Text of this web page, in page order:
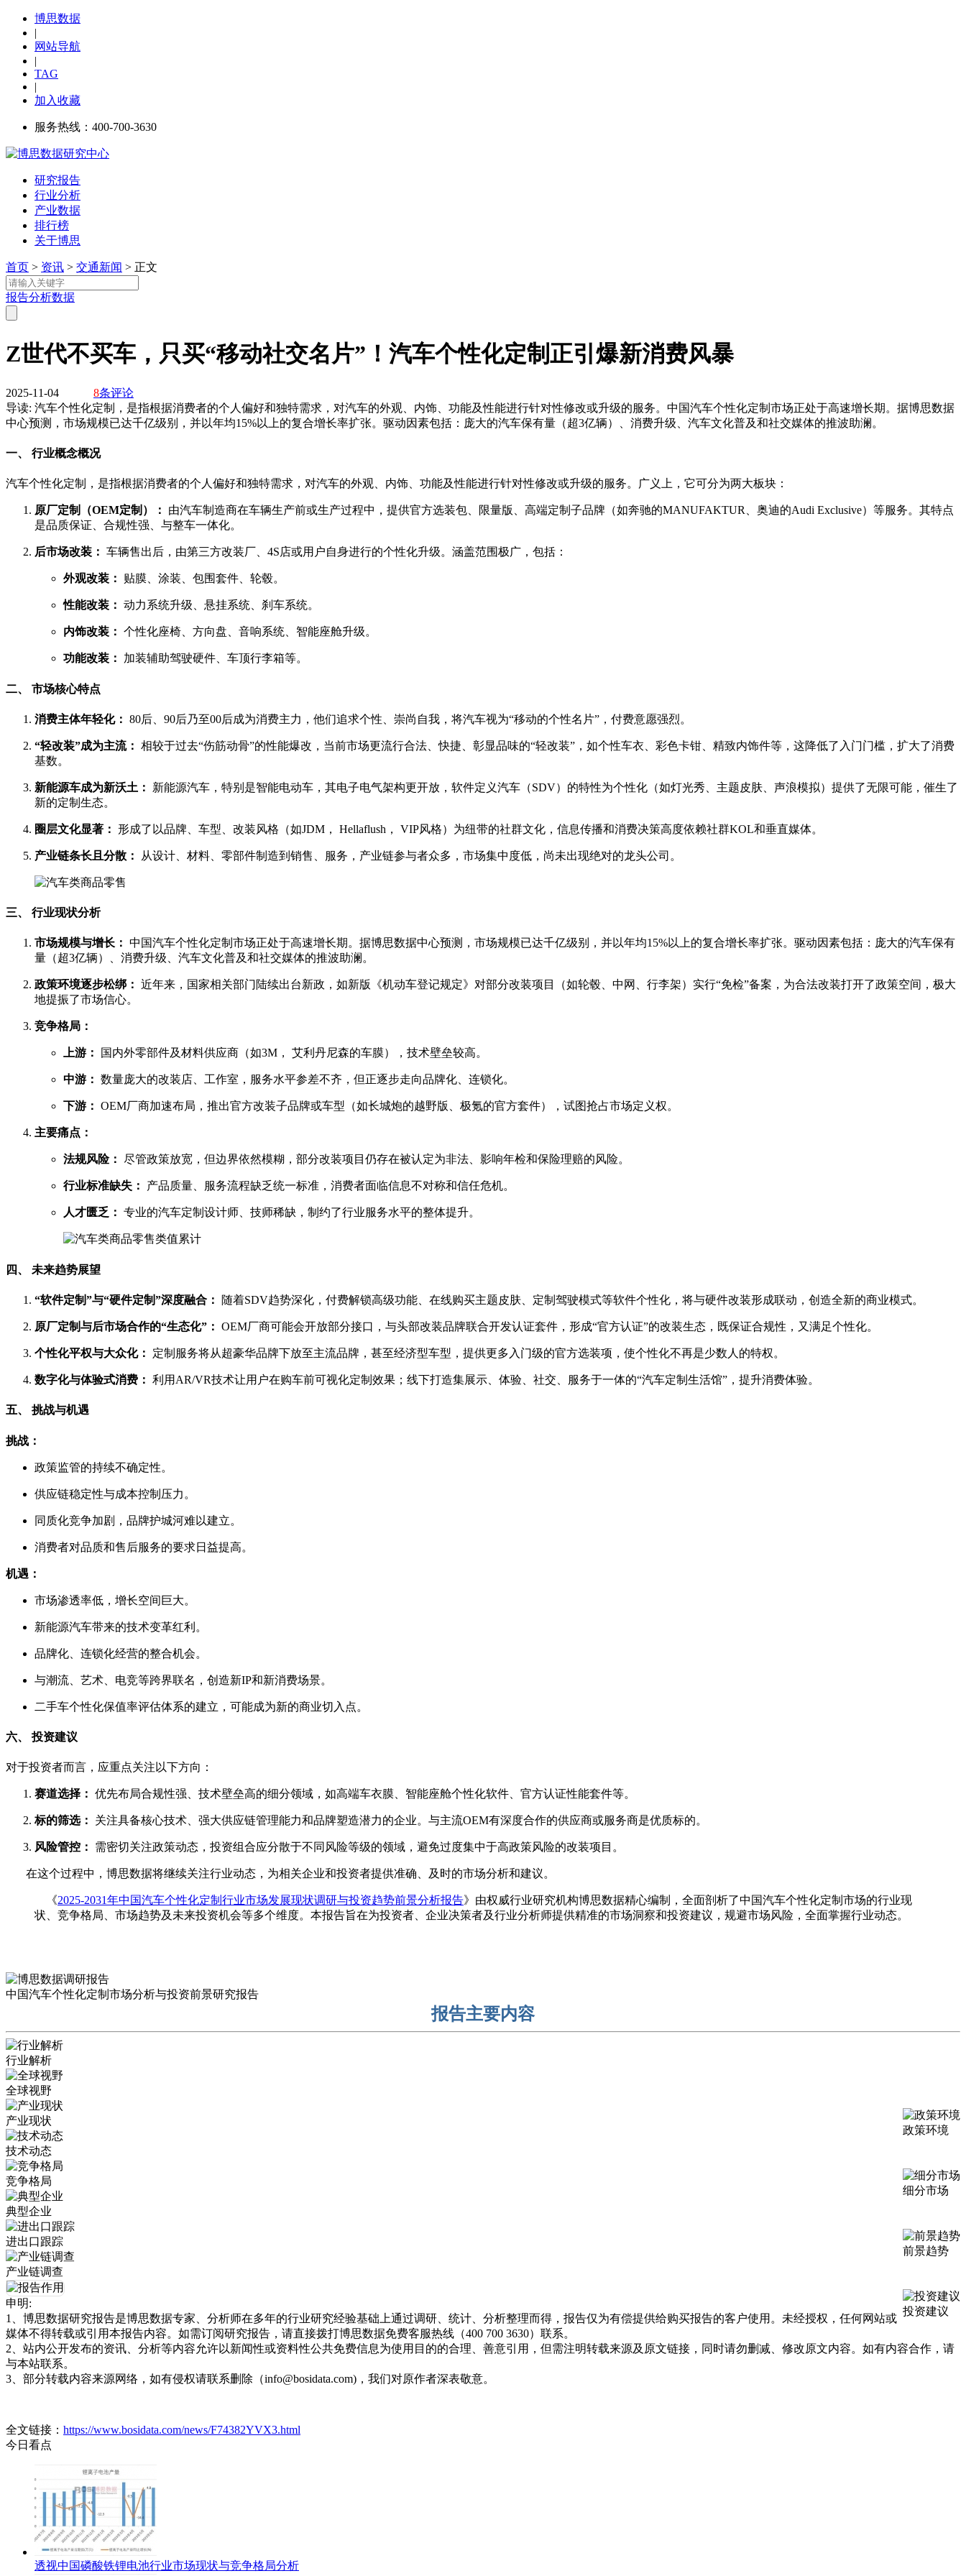
博思数据
|
网站导航
|
TAG
|
加入收藏
服务热线：400-700-3630
研究报告
行业分析
产业数据
排行榜
关于博思
首页 > 资讯 > 交通新闻 > 正文
报告分析数据
Z世代不买车，只买“移动社交名片”！汽车个性化定制正引爆新消费风暴
2025-11-04 8条评论
导读: 汽车个性化定制，是指根据消费者的个人偏好和独特需求，对汽车的外观、内饰、功能及性能进行针对性修改或升级的服务。中国汽车个性化定制市场正处于高速增长期。据博思数据
中心预测，市场规模已达千亿级别，并以年均15%以上的复合增长率扩张。驱动因素包括：庞大的汽车保有量（超3亿辆）、消费升级、汽车文化普及和社交媒体的推波助澜。
一、 行业概念概况
汽车个性化定制，是指根据消费者的个人偏好和独特需求，对汽车的外观、内饰、功能及性能进行针对性修改或升级的服务。广义上，它可分为两大板块：
原厂定制（OEM定制）：
由汽车制造商在车辆生产前或生产过程中，提供官方选装包、限量版、高端定制子品牌（如奔驰的MANUFAKTUR、奥迪的Audi Exclusive）等服务。其特点
是品质保证、合规性强、与整车一体化。
后市场改装： 车辆售出后，由第三方改装厂、4S店或用户自身进行的个性化升级。涵盖范围极广，包括：
外观改装： 贴膜、涂装、包围套件、轮毂。
性能改装： 动力系统升级、悬挂系统、刹车系统。
内饰改装： 个性化座椅、方向盘、音响系统、智能座舱升级。
功能改装： 加装辅助驾驶硬件、车顶行李箱等。
二、 市场核心特点
消费主体年轻化： 80后、90后乃至00后成为消费主力，他们追求个性、崇尚自我，将汽车视为“移动的个性名片”，付费意愿强烈。
“轻改装”成为主流： 相较于过去“伤筋动骨”的性能爆改，当前市场更流行合法、快捷、彰显品味的“轻改装”，如个性车衣、彩色卡钳、精致内饰件等，这降低了入门门槛，扩大了消费
基数。
新能源车成为新沃土：
新能源汽车，特别是智能电动车，其电子电气架构更开放，软件定义汽车（SDV）的特性为个性化（如灯光秀、主题皮肤、声浪模拟）提供了无限可能，催生了
新的定制生态。
圈层文化显著： 形成了以品牌、车型、改装风格（如JDM， Hellaflush， VIP风格）为纽带的社群文化，信息传播和消费决策高度依赖社群KOL和垂直媒体。
产业链条长且分散： 从设计、材料、零部件制造到销售、服务，产业链参与者众多，市场集中度低，尚未出现绝对的龙头公司。
三、 行业现状分析
市场规模与增长： 中国汽车个性化定制市场正处于高速增长期。据博思数据中心预测，市场规模已达千亿级别，并以年均15%以上的复合增长率扩张。驱动因素包括：庞大的汽车保有
量（超3亿辆）、消费升级、汽车文化普及和社交媒体的推波助澜。
政策环境逐步松绑： 近年来，国家相关部门陆续出台新政，如新版《机动车登记规定》对部分改装项目（如轮毂、中网、行李架）实行“免检”备案，为合法改装打开了政策空间，极大
地提振了市场信心。
竞争格局：
上游： 国内外零部件及材料供应商（如3M， 艾利丹尼森的车膜），技术壁垒较高。
中游： 数量庞大的改装店、工作室，服务水平参差不齐，但正逐步走向品牌化、连锁化。
下游： OEM厂商加速布局，推出官方改装子品牌或车型（如长城炮的越野版、极氪的官方套件），试图抢占市场定义权。
主要痛点：
法规风险： 尽管政策放宽，但边界依然模糊，部分改装项目仍存在被认定为非法、影响年检和保险理赔的风险。
行业标准缺失： 产品质量、服务流程缺乏统一标准，消费者面临信息不对称和信任危机。
人才匮乏： 专业的汽车定制设计师、技师稀缺，制约了行业服务水平的整体提升。
四、 未来趋势展望
“软件定制”与“硬件定制”深度融合： 随着SDV趋势深化，付费解锁高级功能、在线购买主题皮肤、定制驾驶模式等软件个性化，将与硬件改装形成联动，创造全新的商业模式。
原厂定制与后市场合作的“生态化”： OEM厂商可能会开放部分接口，与头部改装品牌联合开发认证套件，形成“官方认证”的改装生态，既保证合规性，又满足个性化。
个性化平权与大众化： 定制服务将从超豪华品牌下放至主流品牌，甚至经济型车型，提供更多入门级的官方选装项，使个性化不再是少数人的特权。
数字化与体验式消费： 利用AR/VR技术让用户在购车前可视化定制效果；线下打造集展示、体验、社交、服务于一体的“汽车定制生活馆”，提升消费体验。
五、 挑战与机遇
挑战：
政策监管的持续不确定性。
供应链稳定性与成本控制压力。
同质化竞争加剧，品牌护城河难以建立。
消费者对品质和售后服务的要求日益提高。
机遇：
市场渗透率低，增长空间巨大。
新能源汽车带来的技术变革红利。
品牌化、连锁化经营的整合机会。
与潮流、艺术、电竞等跨界联名，创造新IP和新消费场景。
二手车个性化保值率评估体系的建立，可能成为新的商业切入点。
六、 投资建议
对于投资者而言，应重点关注以下方向：
赛道选择： 优先布局合规性强、技术壁垒高的细分领域，如高端车衣膜、智能座舱个性化软件、官方认证性能套件等。
标的筛选： 关注具备核心技术、强大供应链管理能力和品牌塑造潜力的企业。与主流OEM有深度合作的供应商或服务商是优质标的。
风险管控： 需密切关注政策动态，投资组合应分散于不同风险等级的领域，避免过度集中于高政策风险的改装项目。
在这个过程中，博思数据将继续关注行业动态，为相关企业和投资者提供准确、及时的市场分析和建议。
《2025-2031年中国汽车个性化定制行业市场发展现状调研与投资趋势前景分析报告》由权威行业研究机构博思数据精心编制，全面剖析了中国汽车个性化定制市场的行业现
状、竞争格局、市场趋势及未来投资机会等多个维度。本报告旨在为投资者、企业决策者及行业分析师提供精准的市场洞察和投资建议，规避市场风险，全面掌握行业动态。
中国汽车个性化定制市场分析与投资前景研究报告
报告主要内容
行业解析
全球视野
政策环境
产业现状
技术动态
细分市场
竞争格局
典型企业
前景趋势
进出口跟踪
产业链调查
投资建议
申明:
1、博思数据研究报告是博思数据专家、分析师在多年的行业研究经验基础上通过调研、统计、分析整理而得，报告仅为有偿提供给购买报告的客户使用。未经授权，任何网站或
媒体不得转载或引用本报告内容。如需订阅研究报告，请直接拨打博思数据免费客服热线（400 700 3630）联系。
2、站内公开发布的资讯、分析等内容允许以新闻性或资料性公共免费信息为使用目的的合理、善意引用，但需注明转载来源及原文链接，同时请勿删减、修改原文内容。如有内容合作，请
与本站联系。
3、部分转载内容来源网络，如有侵权请联系删除（info@bosidata.com)，我们对原作者深表敬意。
全文链接： https://www.bosidata.com/news/F74382YVX3.html
今日看点
透视中国磷酸铁锂电池行业市场现状与竞争格局分析